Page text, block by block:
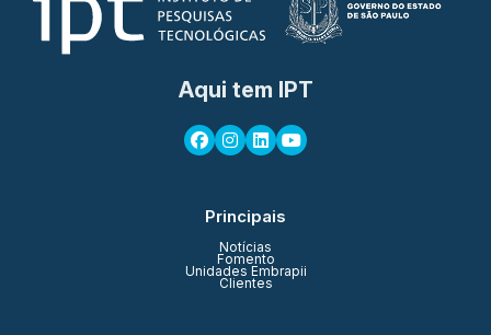
Aqui tem IPT
Principais
Notícias
Fomento
Unidades Embrapii
Clientes